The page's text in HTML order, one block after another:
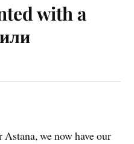
with a
we now have our